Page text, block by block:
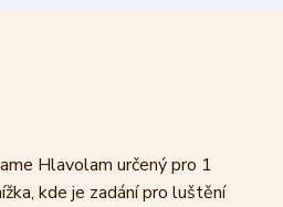
Hlavolam určený pro 1
kde je zadání pro luštění